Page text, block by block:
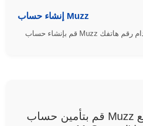
إنشاء حساب Muzz
قم بتأمين حساب Muzz الخاص بك مع